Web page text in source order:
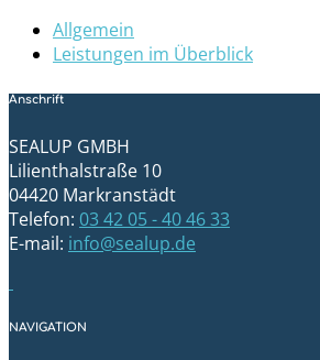
Allgemein
Leistungen im Überblick
Anschrift
SEALUP GMBH
Lilienthalstraße 10
04420 Markranstädt
Telefon: 03 42 05 - 40 46 33
E-mail: info@sealup.de
NAVIGATION